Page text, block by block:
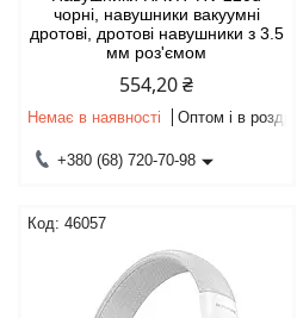
чорні, навушники вакуумні
дротові, дротові навушники з 3.5
мм роз'ємом
554,20 ₴
Немає в наявності Оптом і в роздріб
+380 (68) 720-70-98
46057